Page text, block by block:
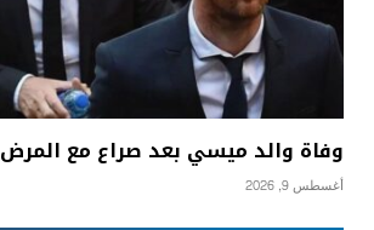
وفاة والد ميسي بعد صراع مع المرض
أغسطس 9, 2026